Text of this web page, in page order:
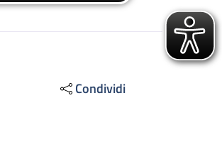
Condividi